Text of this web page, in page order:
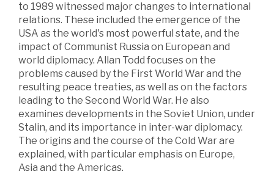
to 1989 witnessed major changes to international
relations. These included the emergence of the
USA as the world's most powerful state, and the
impact of Communist Russia on European and
world diplomacy. Allan Todd focuses on the
problems caused by the First World War and the
resulting peace treaties, as well as on the factors
leading to the Second World War. He also
examines developments in the Soviet Union, under
Stalin, and its importance in inter-war diplomacy.
The origins and the course of the Cold War are
explained, with particular emphasis on Europe,
Asia and the Americas.